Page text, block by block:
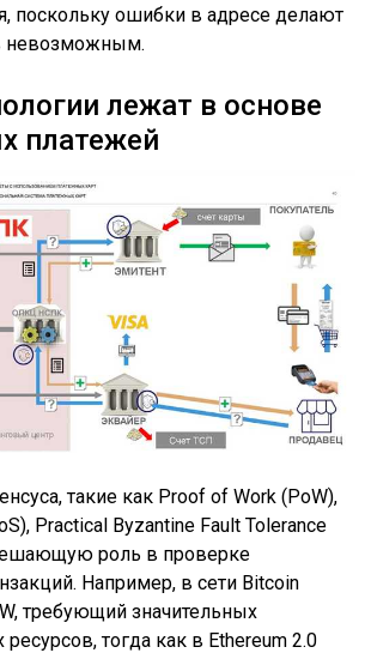
поскольку ошибки в адресе делают
невозможным.
лежат в основе
платежей
такие как Proof of Work (PoW),
Practical Byzantine Fault Tolerance
роль в проверке
Например, в сети Bitcoin
требующий значительных
тогда как в Ethereum 2.0